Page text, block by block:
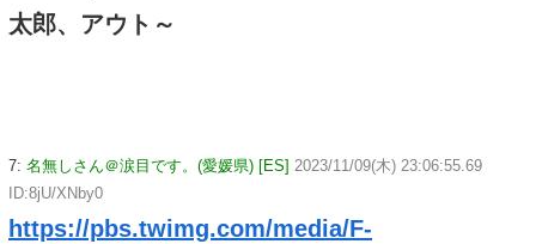
太郎、アウト～
7: 名無しさん＠涙目です。(愛媛県) [ES] 2023/11/09(木) 23:06:55.69
ID:8jU/XNby0
https://pbs.twimg.com/media/F-